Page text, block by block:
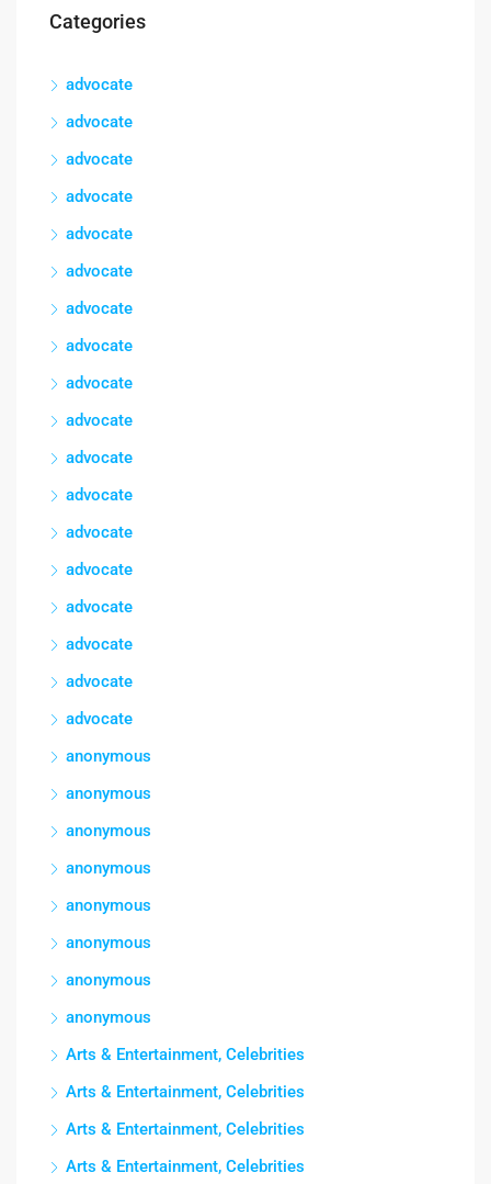
Categories
advocate
advocate
advocate
advocate
advocate
advocate
advocate
advocate
advocate
advocate
advocate
advocate
advocate
advocate
advocate
advocate
advocate
advocate
anonymous
anonymous
anonymous
anonymous
anonymous
anonymous
anonymous
anonymous
Arts & Entertainment, Celebrities
Arts & Entertainment, Celebrities
Arts & Entertainment, Celebrities
Arts & Entertainment, Celebrities